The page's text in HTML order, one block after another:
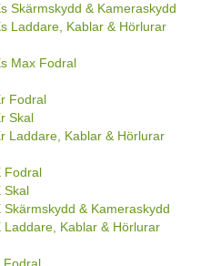
Skärmskydd & Kameraskydd
Laddare, Kablar & Hörlurar
Max Fodral
Fodral
Skal
Laddare, Kablar & Hörlurar
Fodral
Skal
Skärmskydd & Kameraskydd
Laddare, Kablar & Hörlurar